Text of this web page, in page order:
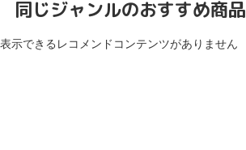
同じジャンルのおすすめ商品
表示できるレコメンドコンテンツがありません